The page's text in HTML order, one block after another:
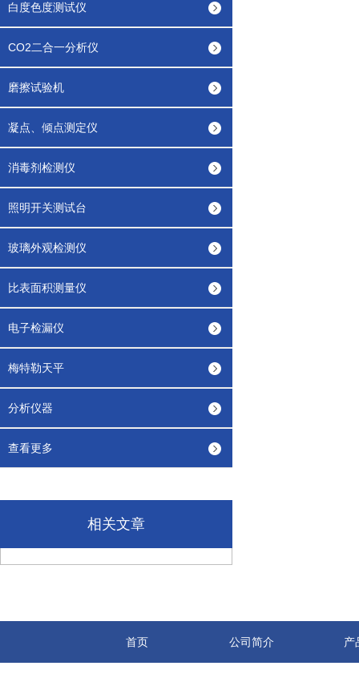
白度色度测试仪
CO2二合一分析仪
磨擦试验机
凝点、倾点测定仪
消毒剂检测仪
照明开关测试台
玻璃外观检测仪
比表面积测量仪
电子检漏仪
梅特勒天平
分析仪器
查看更多
相关文章
首页 公司简介 产